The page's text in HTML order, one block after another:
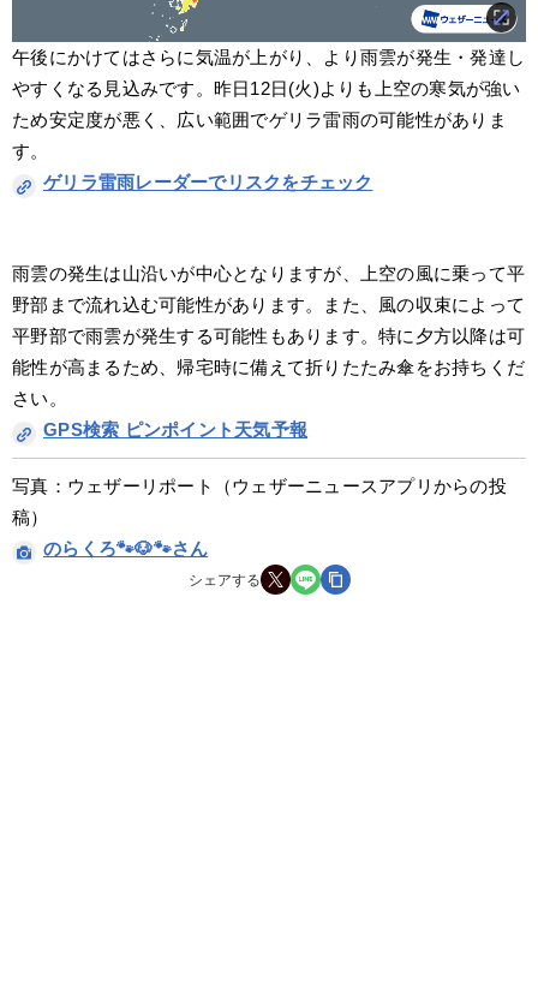
午後にかけてはさらに気温が上がり、より雨雲が発生・発達し
やすくなる見込みです。昨日12日(火)よりも上空の寒気が強い
ため安定度が悪く、広い範囲でゲリラ雷雨の可能性がありま
す。
ゲリラ雷雨レーダーでリスクをチェック
雨雲の発生は山沿いが中心となりますが、上空の風に乗って平
野部まで流れ込む可能性があります。また、風の収束によって
平野部で雨雲が発生する可能性もあります。特に夕方以降は可
能性が高まるため、帰宅時に備えて折りたたみ傘をお持ちくだ
さい。
GPS検索 ピンポイント天気予報
写真：ウェザーリポート（ウェザーニュースアプリからの投
稿）
のらくろ🐾🐶🐾さん
シェアする